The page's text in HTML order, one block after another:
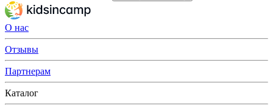
О нас
Отзывы
Партнерам
Каталог